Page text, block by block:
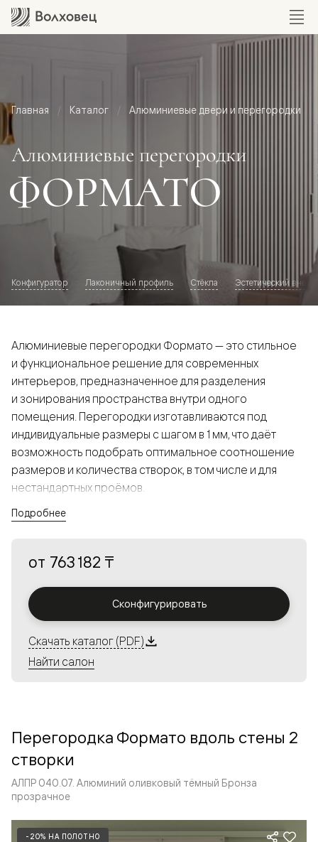
Главная Каталог Алюминиевые двери и перегородки
Алюминиевые перегородки
ФОРМАТО
Конфигуратор Лаконичный профиль Стёкла Эстетический
Алюминиевые перегородки Формато — это стильное
и функциональное решение для современных
интерьеров, предназначенное для разделения
и зонирования пространства внутри одного
помещения. Перегородки изготавливаются под
индивидуальные размеры с шагом в 1 мм, что даёт
возможность подобрать оптимальное соотношение
размеров и количества створок, в том числе и для
нестандартных проёмов.
а большой выбор вставок из стекла с различными
решения в интерьере и варьировать освещённость.
Алюминиевые перегородки имеют единый профиль
с алюминиевыми дверьми и легко сочетаются в одном
алюминиевых перегородок и дверей координируется
со стеновыми панелями Волховец.
Подробнее
от 763 182 ₸
Сконфигурировать
Скачать каталог (PDF)
Найти салон
Перегородка Формато вдоль стены 2
створки
АЛПР 040.07. Алюминий оливковый тёмный Бронза
прозрачное
-20% НА ПОЛОТНО